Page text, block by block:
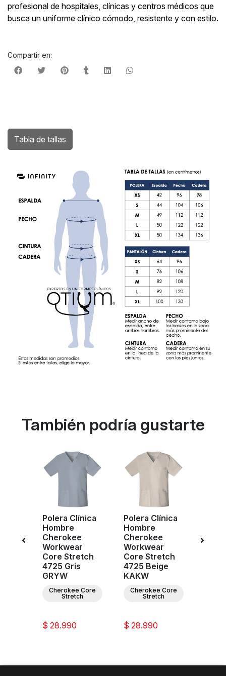
profesional de hospitales, clínicas y centros médicos que
busca un uniforme clínico cómodo, resistente y con estilo.
Compartir en:
Tabla de tallas
También podría gustarte
Polera Clínica
Hombre
Cherokee
Workwear
Core Stretch
4725 Gris
GRYW
Cherokee Core
Stretch
$ 28.990
Polera Clínica
Hombre
Cherokee
Workwear
Core Stretch
4725 Beige
KAKW
Cherokee Core
Stretch
$ 28.990